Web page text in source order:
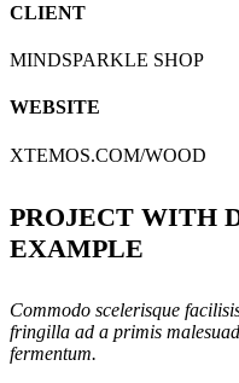
CLIENT
MINDSPARKLE SHOP
WEBSITE
XTEMOS.COM/WOOD
PROJECT WITH
EXAMPLE
Commodo scelerisque
fringilla ad a primis
fermentum.